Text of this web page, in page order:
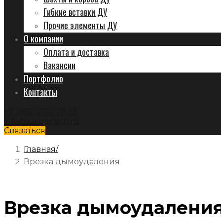
Гибкие вставки ДУ
Прочие элементы ДУ
О компании
Оплата и доставка
Вакансии
Портфолио
Контакты
Связаться
Главная
Врезка дымоудаления
Врезка